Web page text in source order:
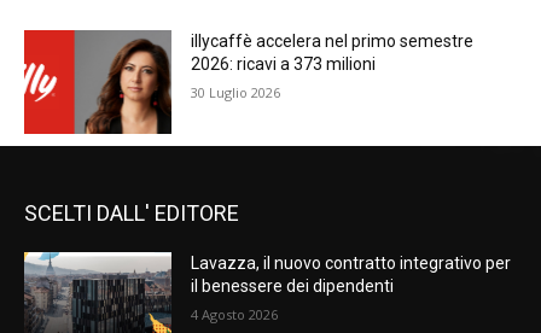
illycaffè accelera nel primo semestre
2026: ricavi a 373 milioni
30 Luglio 2026
SCELTI DALL' EDITORE
Lavazza, il nuovo contratto integrativo per
il benessere dei dipendenti
4 Agosto 2026